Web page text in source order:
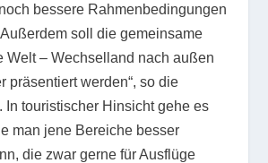
bessere Rahmenbedingungen
soll die gemeinsame
Welt – Wechselland nach außen
präsentiert werden“, so die
In touristischer Hinsicht gehe es
man jene Bereiche besser
die zwar gerne für Ausflüge